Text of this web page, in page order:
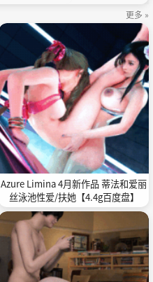
更多 »
Azure Limina 4月新作品 蒂法和爱丽
丝泳池性爱/扶她【4.4g百度盘】